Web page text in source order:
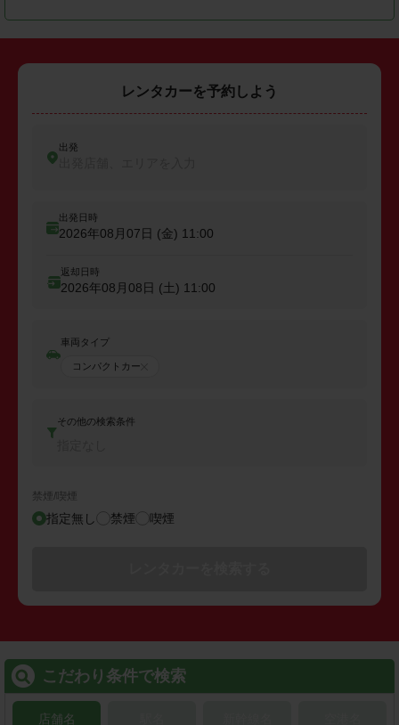
レンタカーを予約しよう
出発
出発日時
2026年08月07日 (金) 11:00
返却日時
2026年08月08日 (土) 11:00
車両タイプ
コンパクトカー
その他の検索条件
禁煙/喫煙
指定無し 禁煙 喫煙
こだわり条件で検索
店舗名